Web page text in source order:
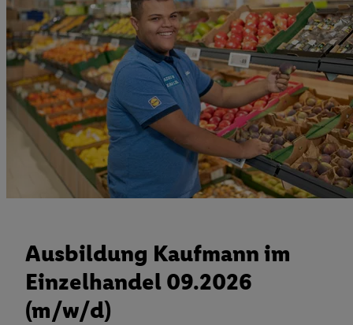
Ausbildung Kaufmann im
Einzelhandel 09.2026
(m/w/d)